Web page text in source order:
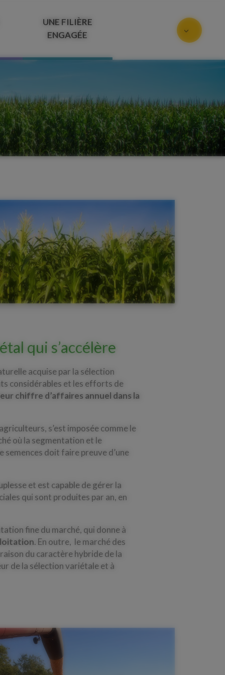
UNE FILIÈRE
ENGAGÉE
qui s’accélère
acquise par la sélection
considérables et les efforts de
chiffre d’affaires annuel dans la
s’est imposée comme le
où la segmentation et le
doit faire preuve d’une
et est capable de gérer la
qui sont produites par an, en
fine du marché, qui donne à
. En outre, le marché des
du caractère hybride de la
de la sélection variétale et à